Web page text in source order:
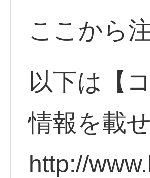
ここから
以下は【
情報を載
http://